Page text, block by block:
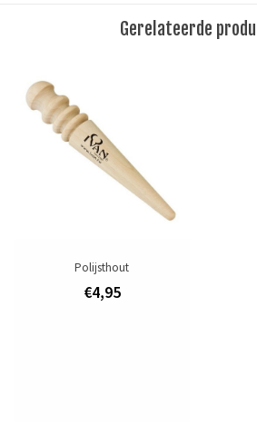
This plastic slicker is amazing for burnishing
edges. It works great for belts and lighter
hand or adapt to an electric drill for faster
Ivan Leathercraft
Gerelateerde
Polijsthout
€4,95